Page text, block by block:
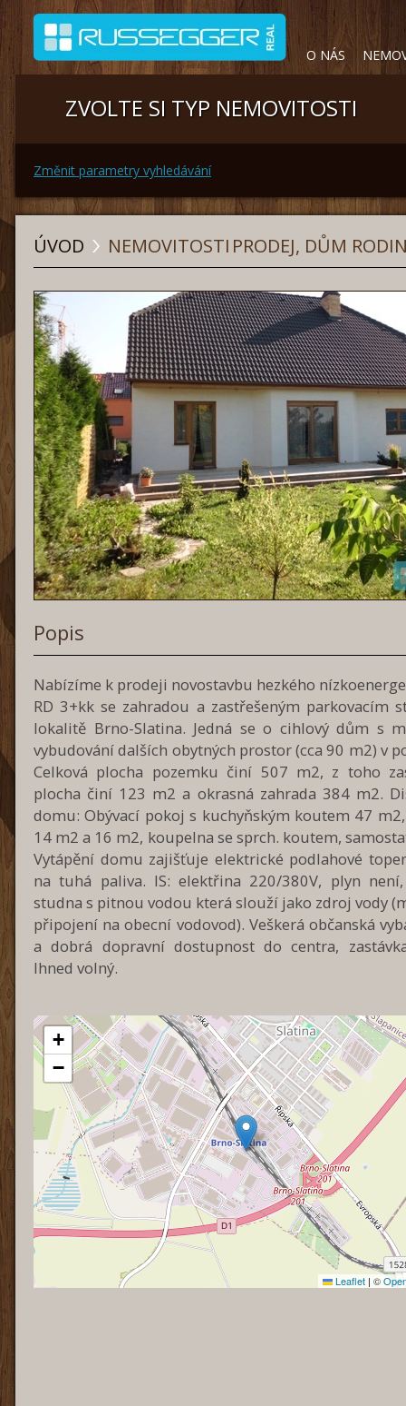
O NÁS
ZVOLTE SI TYP NEMOVITOSTI
Změnit parametry vyhledávání
ÚVOD NEMOVITOSTI PRODEJ, DŮM
Popis
Nabízíme k prodeji novostavbu hezkého
RD 3+kk se zahradou a zastřešeným parkovacím
lokalitě Brno-Slatina. Jedná se o cihlový dům s
vybudování dalších obytných prostor (cca 90 m2) v
Celková plocha pozemku činí 507 m2, z toho
plocha činí 123 m2 a okrasná zahrada 384 m2.
domu: Obývací pokoj s kuchyňským koutem 47
14 m2 a 16 m2, koupelna se sprch. koutem,
Vytápění domu zajišťuje elektrické podlahové
na tuhá paliva. IS: elektřina 220/380V, plyn
studna s pitnou vodou která slouží jako zdroj vody
připojení na obecní vodovod). Veškerá občanská
a dobrá dopravní dostupnost do centra,
Ihned volný.
+
−
Leaflet | ©